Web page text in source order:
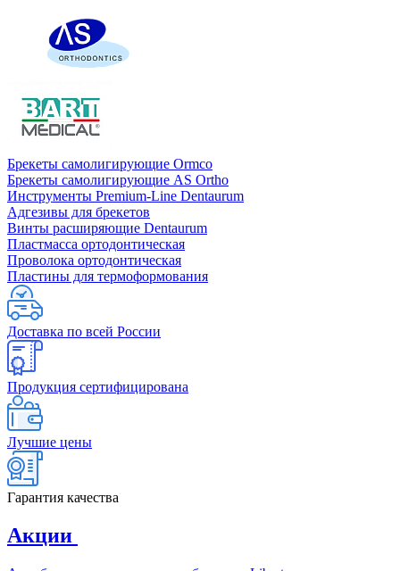
Брекеты самолигирующие Ormco
Брекеты самолигирующие AS Ortho
Инструменты Premium-Line Dentaurum
Адгезивы для брекетов
Винты расширяющие Dentaurum
Пластмасса ортодонтическая
Проволока ортодонтическая
Пластины для термоформования
Доставка по всей России
Продукция сертифицирована
Лучшие цены
Гарантия качества
Акции